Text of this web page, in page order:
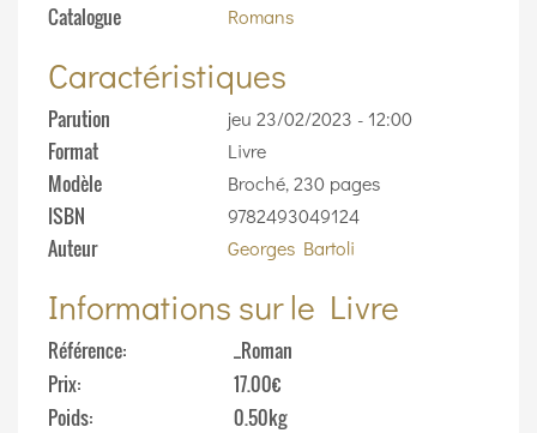
Catalogue Romans
Caractéristiques
Parution jeu 23/02/2023 - 12:00
Format Livre
Modèle Broché, 230 pages
ISBN 9782493049124
Auteur Georges Bartoli
Informations sur le Livre
Référence
_Roman
Prix
17.00€
Poids
0.50kg